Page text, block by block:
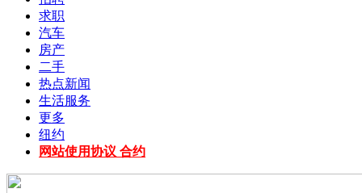
求职
汽车
房产
二手
热点新闻
生活服务
更多
纽约
网站使用协议 合约